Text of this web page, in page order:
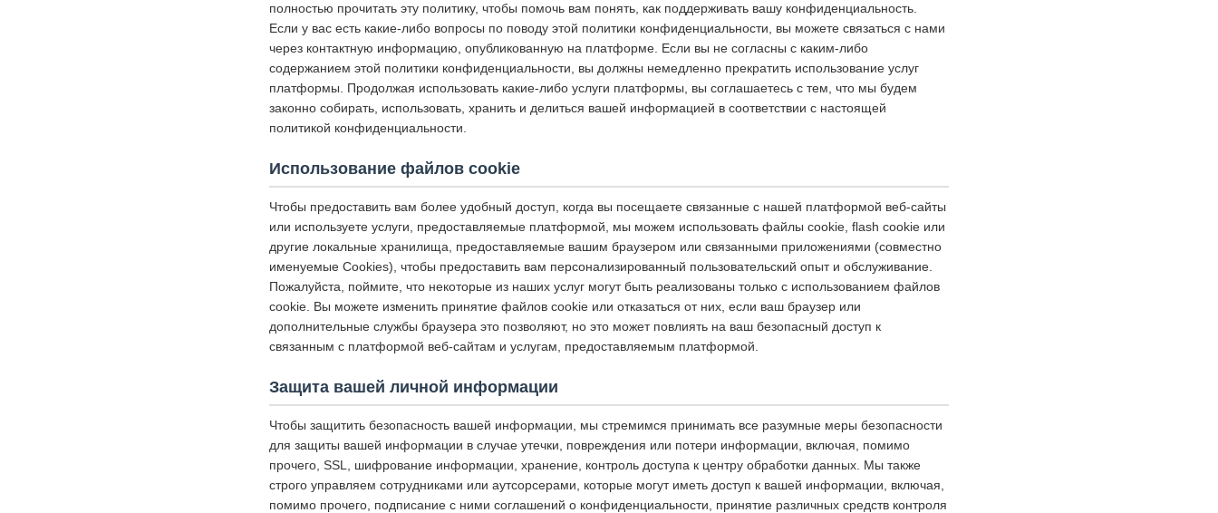
полностью прочитать эту политику, чтобы помочь вам понять, как поддерживать вашу конфиденциальность.
Если у вас есть какие-либо вопросы по поводу этой политики конфиденциальности, вы можете связаться с нами
через контактную информацию, опубликованную на платформе. Если вы не согласны с каким-либо
содержанием этой политики конфиденциальности, вы должны немедленно прекратить использование услуг
платформы. Продолжая использовать какие-либо услуги платформы, вы соглашаетесь с тем, что мы будем
законно собирать, использовать, хранить и делиться вашей информацией в соответствии с настоящей
политикой конфиденциальности.
Использование файлов cookie
Чтобы предоставить вам более удобный доступ, когда вы посещаете связанные с нашей платформой веб-сайты
или используете услуги, предоставляемые платформой, мы можем использовать файлы cookie, flash cookie или
другие локальные хранилища, предоставляемые вашим браузером или связанными приложениями (совместно
именуемые Cookies), чтобы предоставить вам персонализированный пользовательский опыт и обслуживание.
Пожалуйста, поймите, что некоторые из наших услуг могут быть реализованы только с использованием файлов
cookie. Вы можете изменить принятие файлов cookie или отказаться от них, если ваш браузер или
дополнительные службы браузера это позволяют, но это может повлиять на ваш безопасный доступ к
связанным с платформой веб-сайтам и услугам, предоставляемым платформой.
Защита вашей личной информации
Чтобы защитить безопасность вашей информации, мы стремимся принимать все разумные меры безопасности
для защиты вашей информации в случае утечки, повреждения или потери информации, включая, помимо
прочего, SSL, шифрование информации, хранение, контроль доступа к центру обработки данных. Мы также
строго управляем сотрудниками или аутсорсерами, которые могут иметь доступ к вашей информации, включая,
помимо прочего, подписание с ними соглашений о конфиденциальности, принятие различных средств контроля